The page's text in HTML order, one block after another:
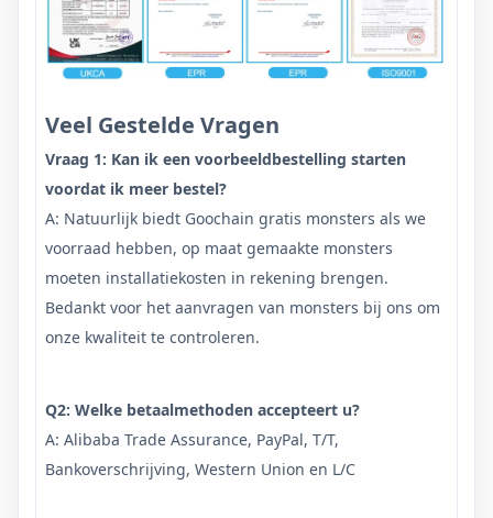
Veel Gestelde Vragen
Vraag 1: Kan ik een voorbeeldbestelling starten
voordat ik meer bestel?
A: Natuurlijk biedt Goochain gratis monsters als we
voorraad hebben, op maat gemaakte monsters
moeten installatiekosten in rekening brengen.
Bedankt voor het aanvragen van monsters bij ons om
onze kwaliteit te controleren.
Q2: Welke betaalmethoden accepteert u?
A: Alibaba Trade Assurance, PayPal, T/T,
Bankoverschrijving, Western Union en L/C